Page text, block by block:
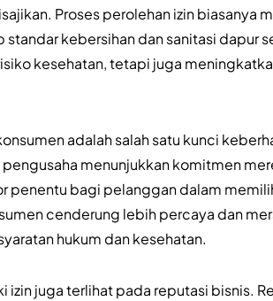
Proses perolehan izin biasanya
kebersihan dan sanitasi dapur
kesehatan, tetapi juga
adalah salah satu kunci
pengusaha menunjukkan komitmen
penentu bagi pelanggan dalam
cenderung lebih percaya dan
hukum dan kesehatan.
juga terlihat pada reputasi bisnis.